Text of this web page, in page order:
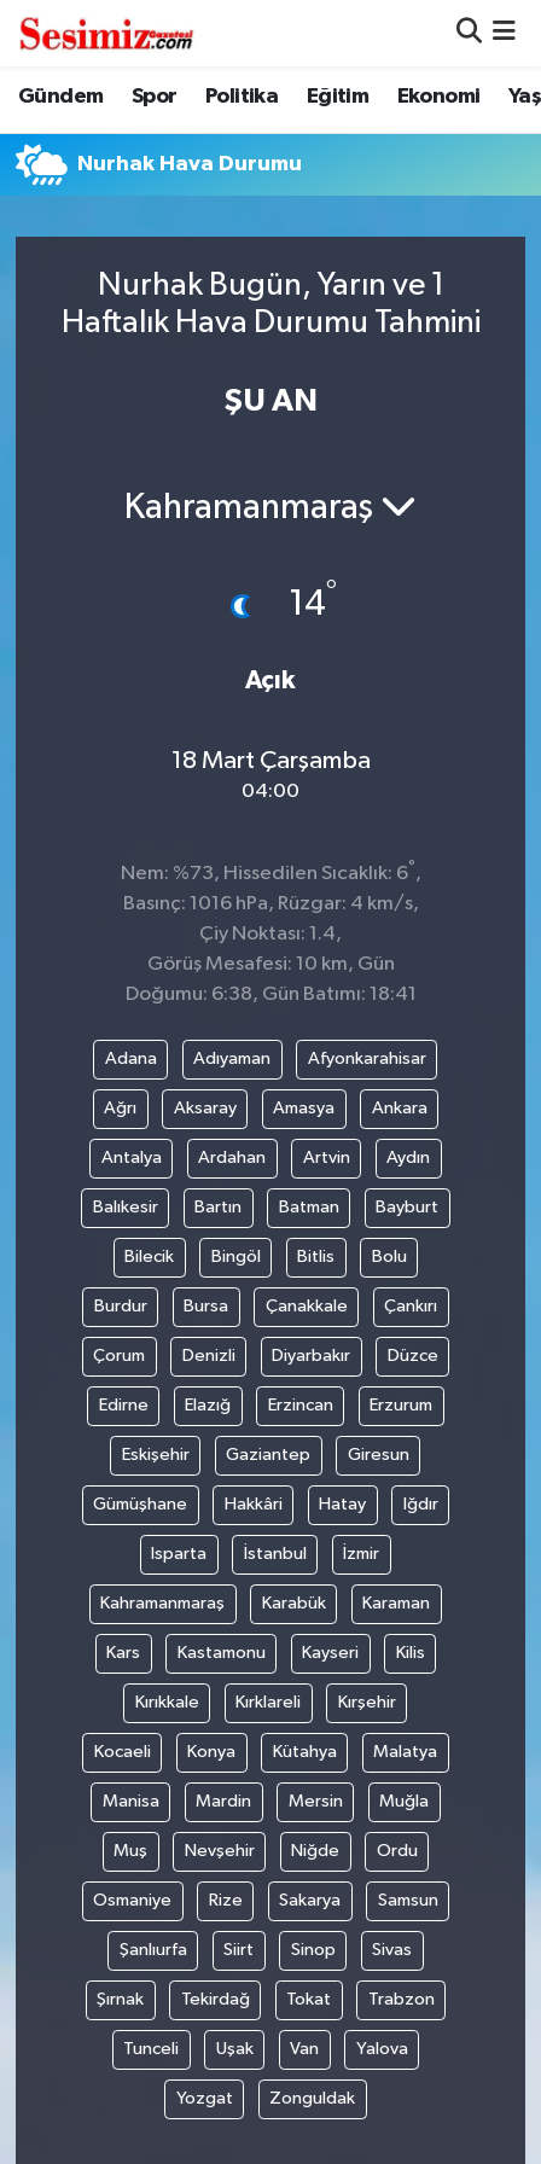
Gündem Spor Politika Eğitim Ekonomi
Nurhak Hava Durumu
Nurhak Bugün, Yarın ve 1
Haftalık Hava Durumu Tahmini
ŞU AN
Kahramanmaraş
14°
Açık
18 Mart Çarşamba
04:00
Nem: %73, Hissedilen Sıcaklık: 6° ,
Basınç: 1016 hPa, Rüzgar: 4 km/s,
Çiy Noktası: 1.4,
Görüş Mesafesi: 10 km, Gün
Doğumu: 6:38, Gün Batımı: 18:41
Adana Adıyaman Afyonkarahisar
Ağrı Aksaray Amasya Ankara
Antalya Ardahan Artvin Aydın
Balıkesir Bartın Batman Bayburt
Bilecik Bingöl Bitlis Bolu
Burdur Bursa Çanakkale Çankırı
Çorum Denizli Diyarbakır Düzce
Edirne Elazığ Erzincan Erzurum
Eskişehir Gaziantep Giresun
Gümüşhane Hakkâri Hatay Iğdır
Isparta İstanbul İzmir
Kahramanmaraş Karabük Karaman
Kars Kastamonu Kayseri Kilis
Kırıkkale Kırklareli Kırşehir
Kocaeli Konya Kütahya Malatya
Manisa Mardin Mersin Muğla
Muş Nevşehir Niğde Ordu
Osmaniye Rize Sakarya Samsun
Şanlıurfa Siirt Sinop Sivas
Şırnak Tekirdağ Tokat Trabzon
Tunceli Uşak Van Yalova
Yozgat Zonguldak
Dünya
Eğitim
Genel
Gündem
Sağlık
Nöbetçi Eczaneler
Hava Durumu
Trafik Durumu
Süper Lig Puan Durumu ve Fikstür
Haber Arşivi